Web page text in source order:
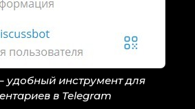
удобный инструмент для
в Telegram